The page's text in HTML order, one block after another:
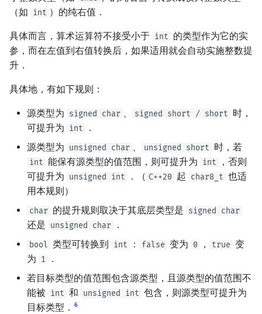
（如 int ）的纯右值．
具体而言，算术运算符不接受小于 int 的类型作为它的实
参，而在左值到右值转换后，如果适用就会自动实施整数提
升．
具体地，有如下规则：
源类型为 signed char 、 signed short / short 时，
可提升为 int
．
源类型为 unsigned char 、 unsigned short 时，若
int 能保有源类型的值范围，则可提升为 int
，否则
可提升为 unsigned int ．（ C++20 起 char8_t 也适
用本规则）
char 的提升规则取决于其底层类型是 signed char
还是 unsigned char ．
bool 类型可转换到 int ： false 变为 0 ， true 变
为 1
．
若目标类型的值范围包含源类型，且源类型的值范围不
能被 int 和 unsigned int 包含，则源类型可提升为
目标类型．
6